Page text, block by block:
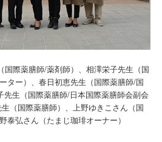
際薬膳師/薬剤師）、相澤栄子先生（国
ター）、春日初恵先生（国際薬膳師/国
生（国際薬膳師/日本国際薬膳師会副会
（国際薬膳師）、上野ゆきこさん（国
泰弘さん（たまじ珈琲オーナー）